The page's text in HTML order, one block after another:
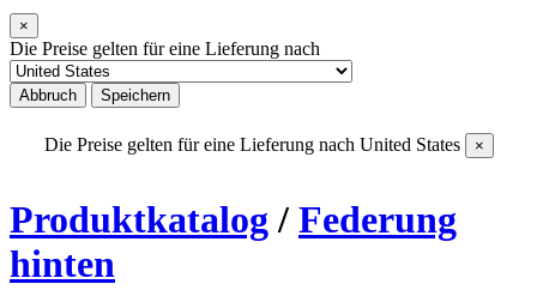
×
Die Preise gelten für eine Lieferung nach
Abbruch Speichern
Die Preise gelten für eine Lieferung nach United States ×
Produktkatalog / Federung
hinten